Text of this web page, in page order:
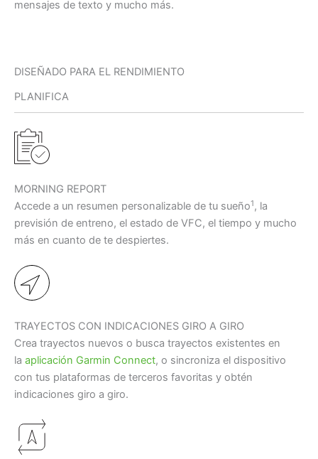
mensajes de texto y mucho más.
DISEÑADO PARA EL RENDIMIENTO
PLANIFICA
MORNING REPORT
Accede a un resumen personalizable de tu sueño1, la
previsión de entreno, el estado de VFC, el tiempo y mucho
más en cuanto de te despiertes.
TRAYECTOS CON INDICACIONES GIRO A GIRO
Crea trayectos nuevos o busca trayectos existentes en
la aplicación Garmin Connect, o sincroniza el dispositivo
con tus plataformas de terceros favoritas y obtén
indicaciones giro a giro.